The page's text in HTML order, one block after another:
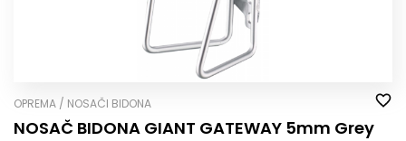
OPREMA / NOSAČI BIDONA
NOSAČ BIDONA GIANT GATEWAY 5mm Grey